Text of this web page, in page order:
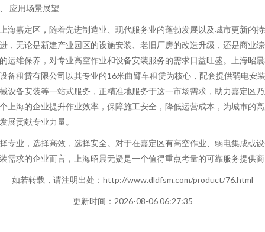
应用场景展望
海嘉定区，随着先进制造业、现代服务业的蓬勃发展以及城市更新的
，无论是新建产业园区的设施安装、老旧厂房的改造升级，还是商业
运维保养，对专业高空作业和设备安装服务的需求日益旺盛。上海昭
备租赁有限公司以其专业的16米曲臂车租赁为核心，配套提供弱电安
设备安装等一站式服务，正精准地服务于这一市场需求，助力嘉定区
上海的企业提升作业效率，保障施工安全，降低运营成本，为城市的
展贡献专业力量。
专业，选择高效，选择安全。对于在嘉定区有高空作业、弱电集成或
需求的企业而言，上海昭晨无疑是一个值得重点考量的可靠服务提供
如若转载，请注明出处：http://www.dldfsm.com/product/76.html
更新时间：2026-08-06 06:27:35